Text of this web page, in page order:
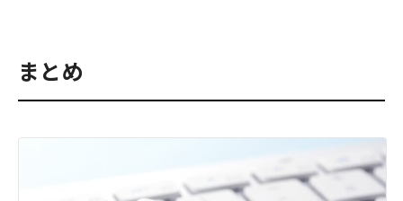
まとめ